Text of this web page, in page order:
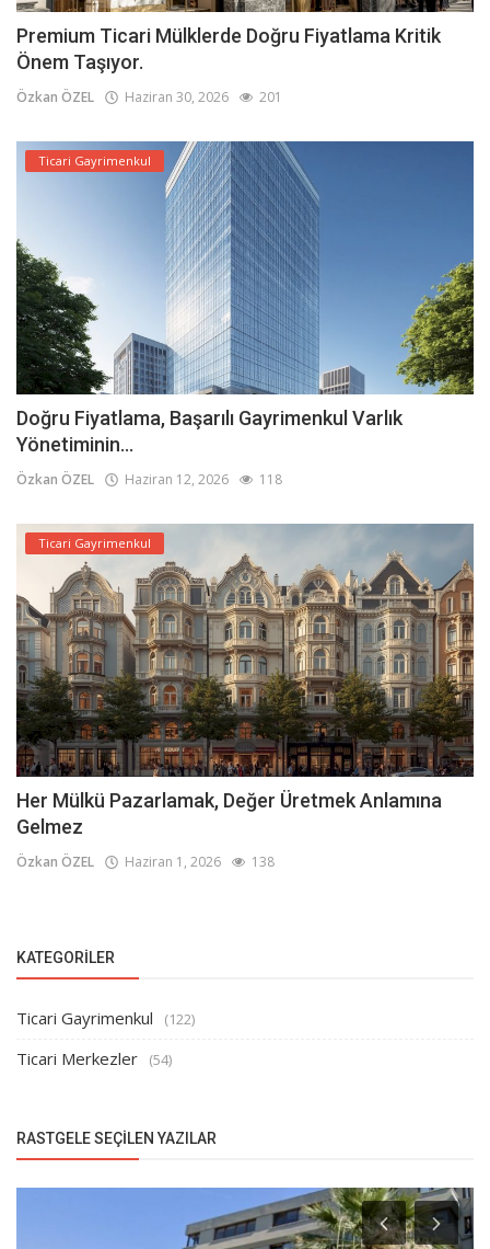
Premium Ticari Mülklerde Doğru Fiyatlama Kritik
Önem Taşıyor.
Özkan ÖZEL Haziran 30, 2026 201
Ticari Gayrimenkul
Doğru Fiyatlama, Başarılı Gayrimenkul Varlık
Yönetiminin...
Özkan ÖZEL Haziran 12, 2026 118
Ticari Gayrimenkul
Her Mülkü Pazarlamak, Değer Üretmek Anlamına
Gelmez
Özkan ÖZEL Haziran 1, 2026 138
KATEGORILER
Ticari Gayrimenkul (122)
Ticari Merkezler (54)
RASTGELE SEÇILEN YAZILAR